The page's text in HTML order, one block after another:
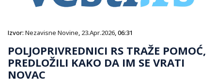
Izvor: Nezavisne Novine, 23.Apr.2026, 06:31
POLJOPRIVREDNICI RS TRAŽE POMOĆ,
PREDLOŽILI KAKO DA IM SE VRATI
NOVAC